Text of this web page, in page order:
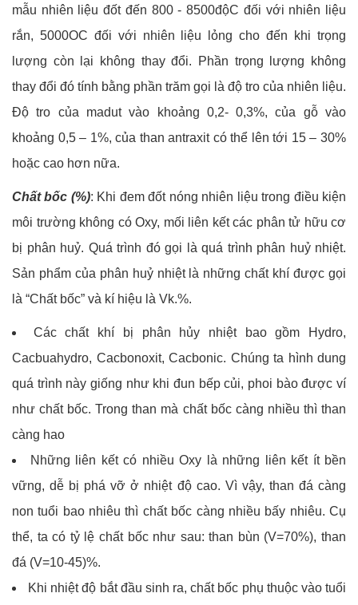
mẫu nhiên liệu đốt đến 800 - 8500độC đối với nhiên liệu
rắn, 5000OC đối với nhiên liệu lỏng cho đến khi trọng
lượng còn lại không thay đổi. Phần trọng lượng không
thay đổi đó tính bằng phần trăm gọi là độ tro của nhiên liệu.
Độ tro của madut vào khoảng 0,2- 0,3%, của gỗ vào
khoảng 0,5 – 1%, của than antraxit có thể lên tới 15 – 30%
hoặc cao hơn nữa.
Chất bốc (%): Khi đem đốt nóng nhiên liệu trong điều kiện
môi trường không có Oxy, mối liên kết các phân tử hữu cơ
bị phân huỷ. Quá trình đó gọi là quá trình phân huỷ nhiệt.
Sản phẩm của phân huỷ nhiệt là những chất khí được gọi
là “Chất bốc” và kí hiệu là Vk.%.
Các chất khí bị phân hủy nhiệt bao gồm Hydro,
Cacbuahydro, Cacbonoxit, Cacbonic. Chúng ta hình dung
quá trình này giống như khi đun bếp củi, phoi bào được ví
như chất bốc. Trong than mà chất bốc càng nhiều thì than
càng hao
Những liên kết có nhiều Oxy là những liên kết ít bền
vững, dễ bị phá vỡ ở nhiệt độ cao. Vì vậy, than đá càng
non tuổi bao nhiêu thì chất bốc càng nhiều bấy nhiêu. Cụ
thể, ta có tỷ lệ chất bốc như sau: than bùn (V=70%), than
đá (V=10-45)%.
Khi nhiệt độ bắt đầu sinh ra, chất bốc phụ thuộc vào tuổi